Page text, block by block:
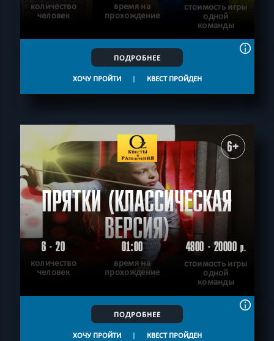
количество
человек
время на
прохождение
стоимость игры
одной
команды
ПОДРОБНЕЕ
ХОЧУ ПРОЙТИ | КВЕСТ ПРОЙДЕН
6+
ПРЯТКИ (КЛАССИЧЕСКАЯ
ВЕРСИЯ)
6 - 20
количество
человек
01:00
время на
прохождение
4800 - 20000р.
стоимость игры
одной
команды
ПОДРОБНЕЕ
ХОЧУ ПРОЙТИ | КВЕСТ ПРОЙДЕН